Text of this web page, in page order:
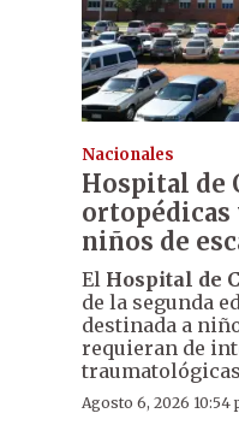
Nacionales
Hospital de
ortopédicas
niños de
El Hospital de
de la segunda
destinada a
requieran de
Agosto 6, 2026 10:54